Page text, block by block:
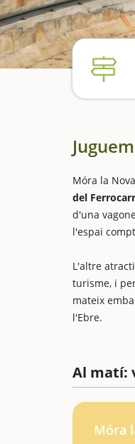
Móra la
del
d'una
l'espai
L'altre
turisme, i
mateix
l'Ebre.
Al matí:
Móra